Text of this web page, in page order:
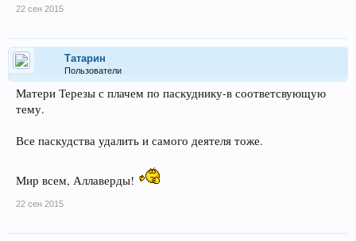
22 сен 2015
Татарин
Пользователи
Матери Терезы с плачем по паскуднику-в соответсвующую
тему.
Все паскудства удалить и самого деятеля тоже.
Мир всем, Аллаверды!
22 сен 2015